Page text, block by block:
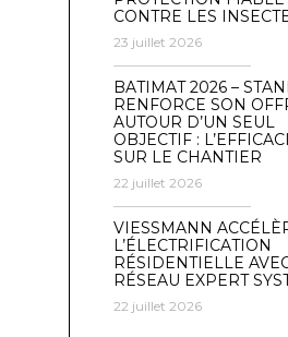
CONTRE LES
23 juillet 2026
BATIMAT 2026 –
RENFORCE SON
AUTOUR D’UN SEUL
OBJECTIF :
SUR LE CHANTIER
22 juillet 2026
VIESSMANN
L’ÉLECTRIFICATION
RÉSIDENTIELLE
RÉSEAU EXPERT
22 juillet 2026